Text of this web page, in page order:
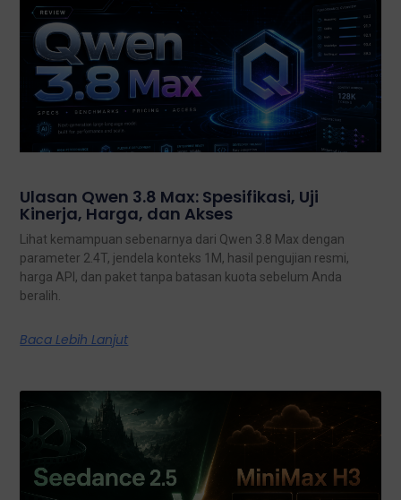
Ulasan Qwen 3.8 Max: Spesifikasi, Uji
Kinerja, Harga, dan Akses
Lihat kemampuan sebenarnya dari Qwen 3.8 Max dengan
parameter 2.4T, jendela konteks 1M, hasil pengujian resmi,
harga API, dan paket tanpa batasan kuota sebelum Anda
beralih.
Baca Lebih Lanjut